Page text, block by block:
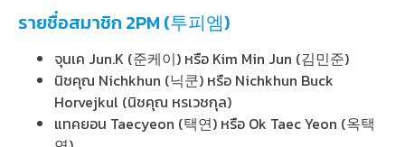
รายชื่อสมาชิก 2PM (투피엠)
จุนเค Jun.K (준케이) หรือ Kim Min Jun (김민준)
นิชคุณ Nichkhun (닉쿤) หรือ Nichkhun Buck
Horvejkul (นิชคุณ หรเวชกุล)
แทคยอน Taecyeon (택연) หรือ Ok Taec Yeon (옥택